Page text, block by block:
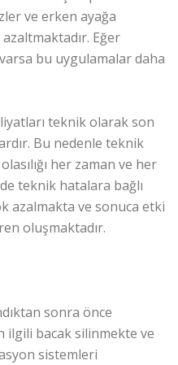
ve erken ayağa
Eğer
bu uygulamalar daha
teknik olarak son
Bu nedenle teknik
her zaman ve her
teknik hatalara bağlı
azalmakta ve sonuca etki
oluşmaktadır.
sonra önce
bacak silinmekte ve
sistemleri